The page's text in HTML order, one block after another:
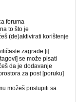
foruma
to što je
(de)aktivirati korištenje
zagrade [i]
se može pisati
da je dodavanje
za post [poruku]
možeš pristupiti sa